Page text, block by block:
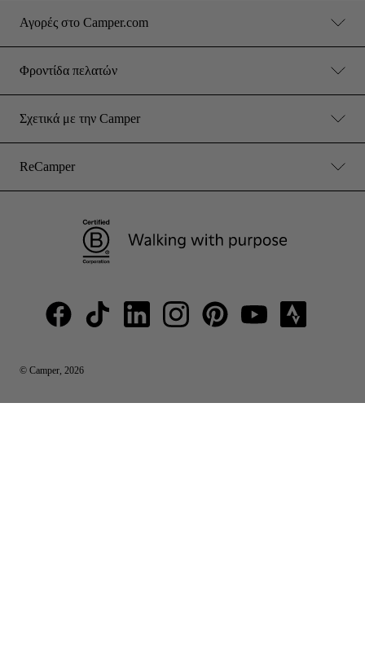
Αγορές στο Camper.com
Φροντίδα πελατών
Σχετικά με την Camper
ReCamper
© Camper, 2026